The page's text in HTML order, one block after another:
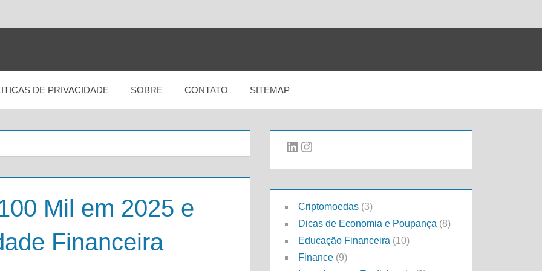
DE PRIVACIDADE SOBRE CONTATO SITEMAP
Mil em 2025 e
Financeira
LinkedIn
Instagram
Criptomoedas (3)
Dicas de Economia e Poupança (8)
Educação Financeira (10)
Finance (9)